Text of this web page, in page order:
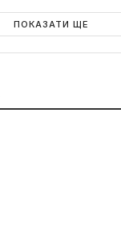
ПОКАЗАТИ ЩЕ